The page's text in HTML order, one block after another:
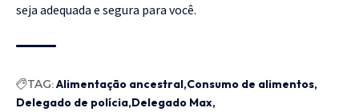
seja adequada e segura para você.
TAG:Alimentação ancestral Consumo de alimentos
Delegado de polícia Delegado Max